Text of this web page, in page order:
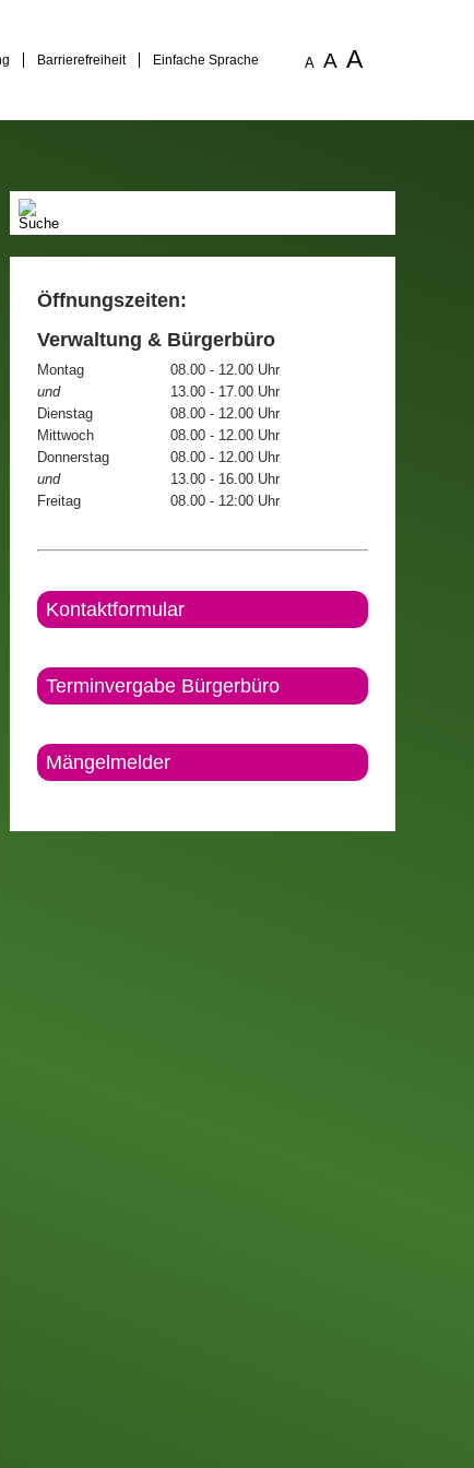
Barrierefreiheit Einfache Sprache A A A
Öffnungszeiten:
Verwaltung & Bürgerbüro
Montag
08.00 - 12.00 Uhr
und
13.00 - 17.00 Uhr
Dienstag
08.00 - 12.00 Uhr
Mittwoch
08.00 - 12.00 Uhr
Donnerstag
08.00 - 12.00 Uhr
und
13.00 - 16.00 Uhr
Freitag
08.00 - 12:00 Uhr
Kontaktformular
Terminvergabe Bürgerbüro
Mängelmelder